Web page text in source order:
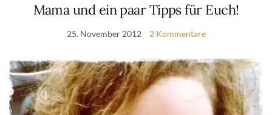
Mama und ein paar Tipps für Euch!
25. November 2012 2 Kommentare